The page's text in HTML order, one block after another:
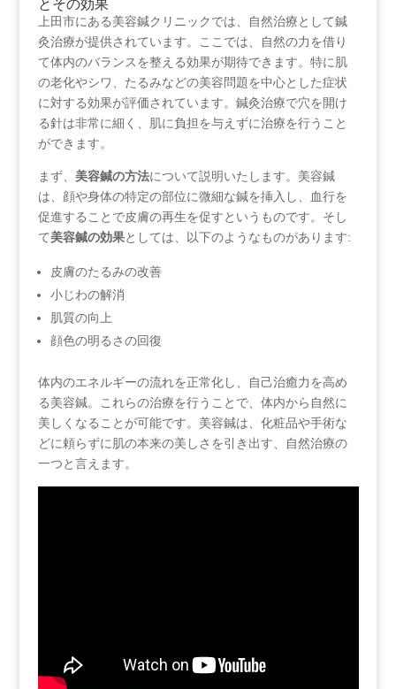
とその効果
上田市にある美容鍼クリニックでは、自然治療として鍼
灸治療が提供されています。ここでは、自然の力を借り
て体内のバランスを整える効果が期待できます。特に肌
の老化やシワ、たるみなどの美容問題を中心とした症状
に対する効果が評価されています。鍼灸治療で穴を開け
る針は非常に細く、肌に負担を与えずに治療を行うこと
ができます。
まず、 美容鍼の方法について説明いたします。美容鍼
は、顔や身体の特定の部位に微細な鍼を挿入し、血行を
促進することで皮膚の再生を促すというものです。そし
て美容鍼の効果としては、以下のようなものがあります:
皮膚のたるみの改善
小じわの解消
肌質の向上
顔色の明るさの回復
体内のエネルギーの流れを正常化し、自己治癒力を高め
る美容鍼。これらの治療を行うことで、体内から自然に
美しくなることが可能です。美容鍼は、化粧品や手術な
どに頼らずに肌の本来の美しさを引き出す、自然治療の
一つと言えます。